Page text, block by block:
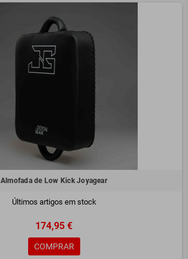
Almofada de Low Kick Joyagear
Últimos artigos em stock
174,95 €
COMPRAR